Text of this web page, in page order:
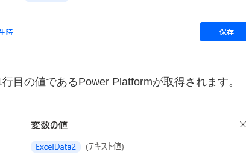
目の値であるPower Platformが取得されます。